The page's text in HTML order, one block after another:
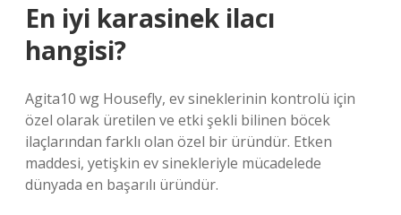
En iyi karasinek ilacı
hangisi?
Agita10 wg Housefly, ev sineklerinin kontrolü için
özel olarak üretilen ve etki şekli bilinen böcek
ilaçlarından farklı olan özel bir üründür. Etken
maddesi, yetişkin ev sinekleriyle mücadelede
dünyada en başarılı üründür.